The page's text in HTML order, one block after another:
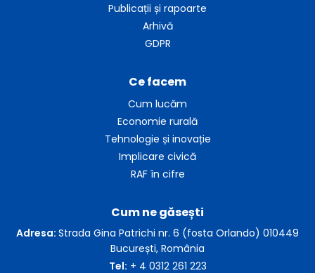
Ce facem
Cum lucăm
Economie rurală
Tehnologie și inovație
Implicare civică
RAF în cifre
Publicații și rapoarte
Arhivă
GDPR
Cum ne găsești
Adresa: Strada Gina Patrichi nr. 6 (fosta Orlando) 010449
București, România
Tel: + 4 0312 261 223